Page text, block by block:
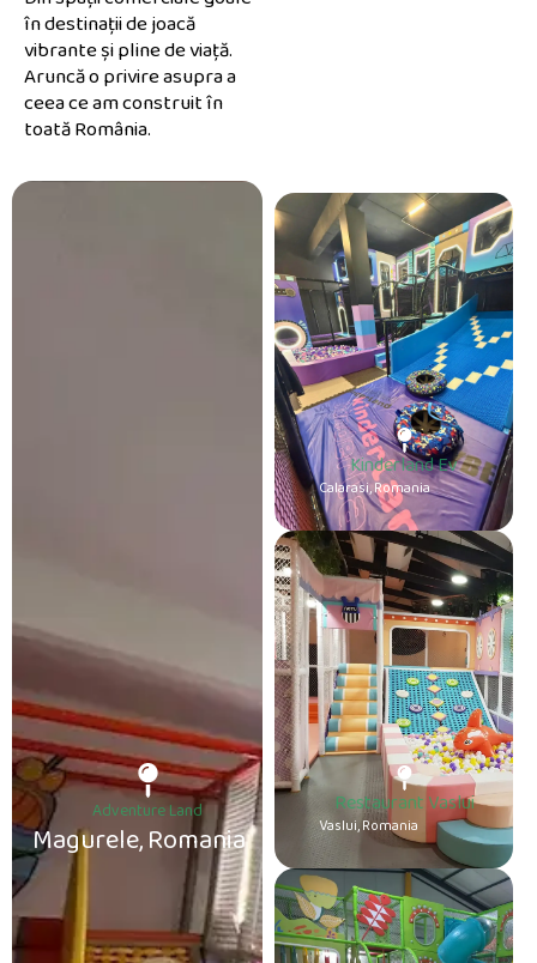
în destinații de joacă
vibrante și pline de viață.
Aruncă o privire asupra a
ceea ce am construit în
toată România.
Adventure Land
Magurele, Romania
Kinderland Ev
Calarasi, Romania
Restaurant Vaslui
Vaslui, Romania